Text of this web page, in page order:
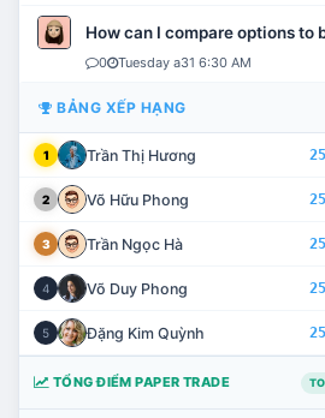
How can I compare options to
0 Tuesday a31 6:30 AM
BẢNG XẾP HẠNG
1 Trần Thị Hương
2 Võ Hữu Phong
3 Trần Ngọc Hà
4 Võ Duy Phong
5 Đặng Kim Quỳnh
TỔNG ĐIỂM PAPER TRADE